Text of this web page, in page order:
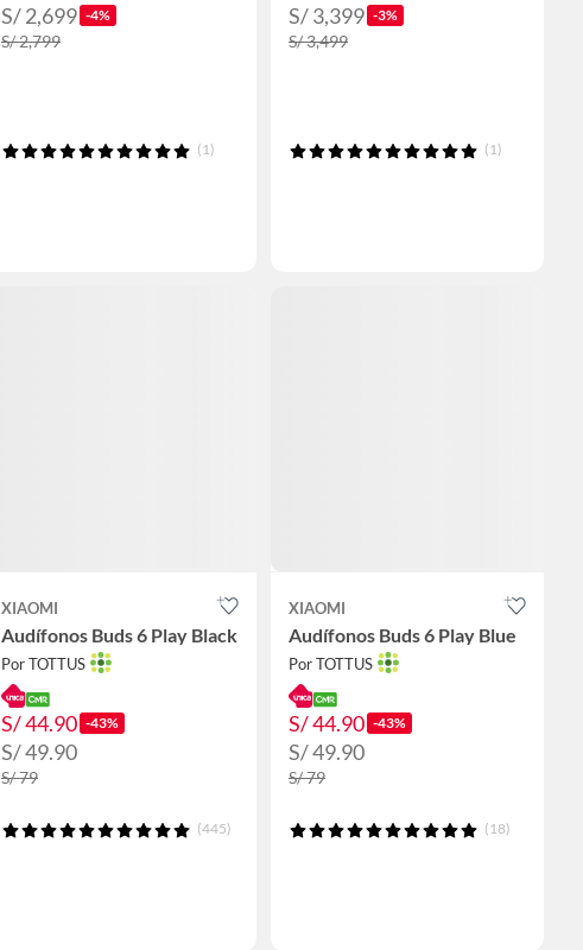
S/ 2,699 -4%
S/ 2,799
(1)
S/ 3,399 -3%
S/ 3,499
(1)
XIAOMI
Audífonos Buds 6 Play Black
Por TOTTUS
S/ 44.90 -43%
S/ 49.90
S/ 79
(445)
XIAOMI
Audífonos Buds 6 Play Blue
Por TOTTUS
S/ 44.90 -43%
S/ 49.90
S/ 79
(18)